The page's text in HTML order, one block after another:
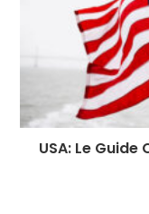
USA: Le